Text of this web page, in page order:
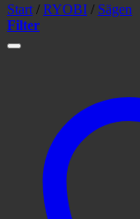
Start / RYOBI / Sägen
Filter